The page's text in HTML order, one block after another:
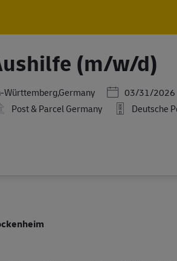
(m/w/d)
Württemberg,Germany Posted Date
03/31/2026
Post & Parcel Germany Deutsche